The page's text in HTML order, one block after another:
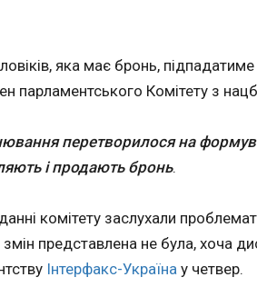
засідання урядів у
під час саміту
в Єревані,
Dennik N.
та
він.
вдарила по
на
яка має бронь,
парламентського Комітету з
перетворилося на
і продають бронь.
комітету заслухали
представлена не була, хоча
Інтерфакс-Україна у четвер.